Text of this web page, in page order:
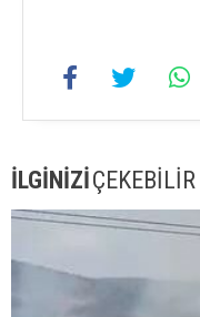
İLGİNİZİÇEKEBİLİR